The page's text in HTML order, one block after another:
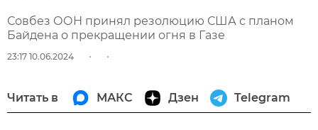
Совбез ООН принял резолюцию США с планом
Байдена о прекращении огня в Газе
23:17 10.06.2024
Читать в МАКС Дзен Telegram